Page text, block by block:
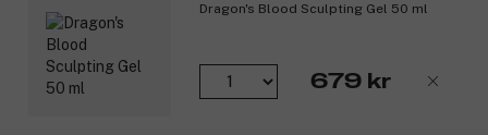
Dragon's Blood Sculpting Gel 50 ml
679 kr